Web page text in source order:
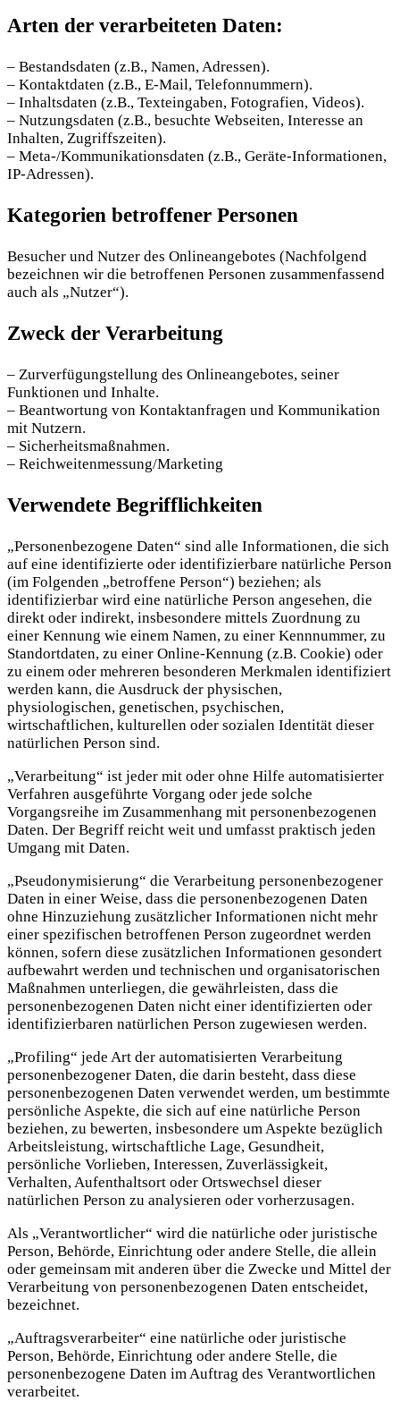
Arten der verarbeiteten Daten:
– Bestandsdaten (z.B., Namen, Adressen).
– Kontaktdaten (z.B., E-Mail, Telefonnummern).
– Inhaltsdaten (z.B., Texteingaben, Fotografien, Videos).
– Nutzungsdaten (z.B., besuchte Webseiten, Interesse an
Inhalten, Zugriffszeiten).
– Meta-/Kommunikationsdaten (z.B., Geräte-Informationen,
IP-Adressen).
Kategorien betroffener Personen
Besucher und Nutzer des Onlineangebotes (Nachfolgend
bezeichnen wir die betroffenen Personen zusammenfassend
auch als „Nutzer“).
Zweck der Verarbeitung
– Zurverfügungstellung des Onlineangebotes, seiner
Funktionen und Inhalte.
– Beantwortung von Kontaktanfragen und Kommunikation
mit Nutzern.
– Sicherheitsmaßnahmen.
– Reichweitenmessung/Marketing
Verwendete Begrifflichkeiten
„Personenbezogene Daten“ sind alle Informationen, die sich
auf eine identifizierte oder identifizierbare natürliche Person
(im Folgenden „betroffene Person“) beziehen; als
identifizierbar wird eine natürliche Person angesehen, die
direkt oder indirekt, insbesondere mittels Zuordnung zu
einer Kennung wie einem Namen, zu einer Kennnummer, zu
Standortdaten, zu einer Online-Kennung (z.B. Cookie) oder
zu einem oder mehreren besonderen Merkmalen identifiziert
werden kann, die Ausdruck der physischen,
physiologischen, genetischen, psychischen,
wirtschaftlichen, kulturellen oder sozialen Identität dieser
natürlichen Person sind.
„Verarbeitung“ ist jeder mit oder ohne Hilfe automatisierter
Verfahren ausgeführte Vorgang oder jede solche
Vorgangsreihe im Zusammenhang mit personenbezogenen
Daten. Der Begriff reicht weit und umfasst praktisch jeden
Umgang mit Daten.
„Pseudonymisierung“ die Verarbeitung personenbezogener
Daten in einer Weise, dass die personenbezogenen Daten
ohne Hinzuziehung zusätzlicher Informationen nicht mehr
einer spezifischen betroffenen Person zugeordnet werden
können, sofern diese zusätzlichen Informationen gesondert
aufbewahrt werden und technischen und organisatorischen
Maßnahmen unterliegen, die gewährleisten, dass die
personenbezogenen Daten nicht einer identifizierten oder
identifizierbaren natürlichen Person zugewiesen werden.
„Profiling“ jede Art der automatisierten Verarbeitung
personenbezogener Daten, die darin besteht, dass diese
personenbezogenen Daten verwendet werden, um bestimmte
persönliche Aspekte, die sich auf eine natürliche Person
beziehen, zu bewerten, insbesondere um Aspekte bezüglich
Arbeitsleistung, wirtschaftliche Lage, Gesundheit,
persönliche Vorlieben, Interessen, Zuverlässigkeit,
Verhalten, Aufenthaltsort oder Ortswechsel dieser
natürlichen Person zu analysieren oder vorherzusagen.
Als „Verantwortlicher“ wird die natürliche oder juristische
Person, Behörde, Einrichtung oder andere Stelle, die allein
oder gemeinsam mit anderen über die Zwecke und Mittel der
Verarbeitung von personenbezogenen Daten entscheidet,
bezeichnet.
„Auftragsverarbeiter“ eine natürliche oder juristische
Person, Behörde, Einrichtung oder andere Stelle, die
personenbezogene Daten im Auftrag des Verantwortlichen
verarbeitet.